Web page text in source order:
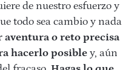
de nuestro esfuerzo y
todo sea cambio y nada
aventura o reto precisa
hacerlo posibley, aún